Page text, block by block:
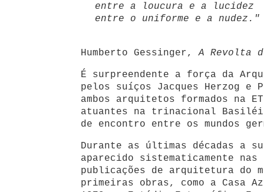
entre a loucura e a lucidez
entre o uniforme e a nudez."
Humberto Gessinger,A Revolta
É surpreendente a força da
pelos suíços Jacques Herzog e
ambos arquitetos formados na
atuantes na trinacional
de encontro entre os mundos
Durante as últimas décadas a
aparecido sistematicamente
publicações de arquitetura do
primeiras obras, como a Casa